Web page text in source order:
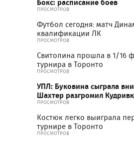
ПРОСМОТРОВ
Футбол сегодня: матч
квалификации ЛК
ПРОСМОТРОВ
Свитолина прошла в 1/16
турнира в Торонто
ПРОСМОТРОВ
УПЛ: Буковина сыграла
Шахтер разгромил
ПРОСМОТРОВ
Костюк легко выиграла
турнире в Торонто
ПРОСМОТРОВ